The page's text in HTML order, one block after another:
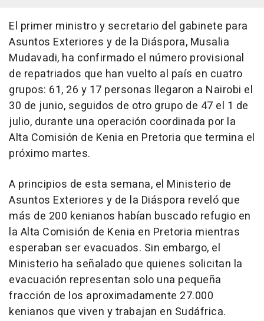
El primer ministro y secretario del gabinete para
Asuntos Exteriores y de la Diáspora, Musalia
Mudavadi, ha confirmado el número provisional
de repatriados que han vuelto al país en cuatro
grupos: 61, 26 y 17 personas llegaron a Nairobi el
30 de junio, seguidos de otro grupo de 47 el 1 de
julio, durante una operación coordinada por la
Alta Comisión de Kenia en Pretoria que termina el
próximo martes.
A principios de esta semana, el Ministerio de
Asuntos Exteriores y de la Diáspora reveló que
más de 200 kenianos habían buscado refugio en
la Alta Comisión de Kenia en Pretoria mientras
esperaban ser evacuados. Sin embargo, el
Ministerio ha señalado que quienes solicitan la
evacuación representan solo una pequeña
fracción de los aproximadamente 27.000
kenianos que viven y trabajan en Sudáfrica.